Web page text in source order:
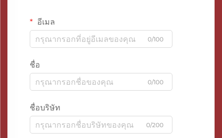
อีเมล
0/100
ชื่อ
0/100
ชื่อบริษัท
0/200